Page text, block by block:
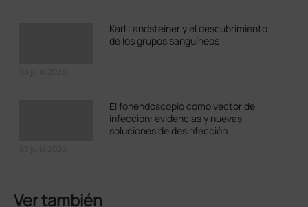
Karl Landsteiner y el descubrimiento
de los grupos sanguíneos
El fonendoscopio como vector de
infección: evidencias y nuevas
soluciones de desinfección
Ver también